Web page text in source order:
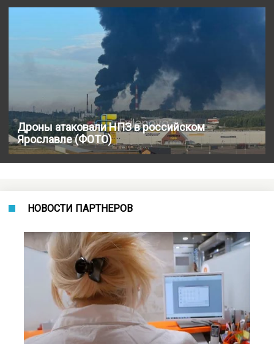
Дроны атаковали НПЗ в российском
Ярославле (ФОТО)
НОВОСТИ ПАРТНЕРОВ